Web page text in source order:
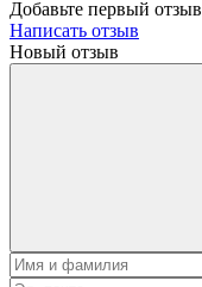
Добавьте первый отзыв
Написать отзыв
Новый отзыв